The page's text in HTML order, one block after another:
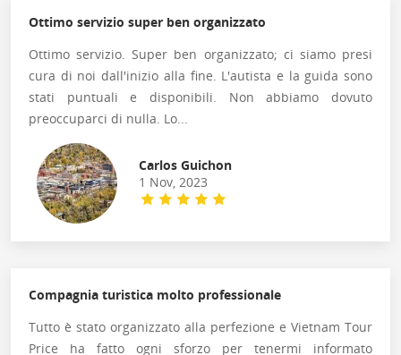
Ottimo servizio super ben organizzato
Ottimo servizio. Super ben organizzato; ci siamo presi
cura di noi dall'inizio alla fine. L'autista e la guida sono
stati puntuali e disponibili. Non abbiamo dovuto
preoccuparci di nulla. Lo...
Carlos Guichon
1 Nov, 2023
Compagnia turistica molto professionale
Tutto è stato organizzato alla perfezione e Vietnam Tour
Price ha fatto ogni sforzo per tenermi informato